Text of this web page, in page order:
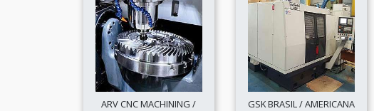
ARV CNC MACHINING /
GSK BRASIL / AMERICANA